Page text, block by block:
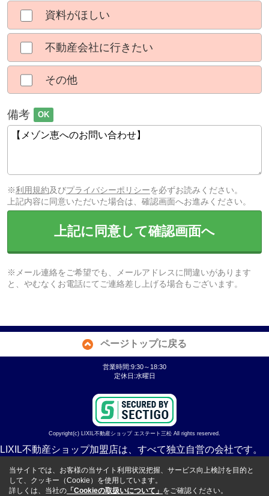
資料がほしい
不動産会社に行きたい
その他
備考 OK
※利用規約及びプライバシーポリシーを必ずお読みください。
上記内容に同意いただいた場合は、確認画面へお進みください。
上記に同意して確認画面へ
※メール連絡をご希望でも、メールアドレスに間違いがあります
と、やむなくお電話にてご連絡差し上げる場合もございます。
ページトップに戻る
営業時間:9:30～18:30
定休日:水曜日
Copyright(c) LIXIL不動産ショップ エステート三松 All rights reserved.
LIXIL不動産ショップ加盟店は、すべて独立自営の会社です。
当サイトでは、お客様の当サイト利用状況把握、サービス向上検討を目的と
して、クッキー（Cookie）を使用しています。
詳しくは、当社の 「Cookieの取扱いについて」 をご確認ください。